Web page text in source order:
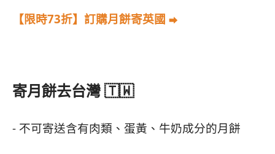
【限時73折】訂購月餅寄英國 ⮕
寄月餅去台灣 🇹🇼
- 不可寄送含有肉類、蛋黃、牛奶成分的月餅